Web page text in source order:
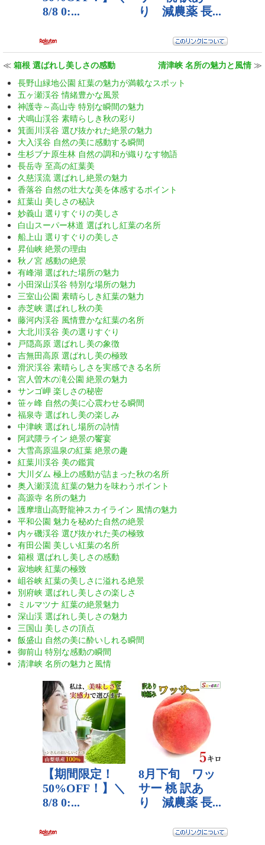
≪ 箱根 選ばれし美しさの感動 清津峡 名所の魅力と風情≫
長野山緑地公園 紅葉の魅力が満載なスポット
五ヶ瀬渓谷 情緒豊かな風景
神護寺～高山寺 特別な瞬間の魅力
犬鳴山渓谷 素晴らしき秋の彩り
箕面川渓谷 選び抜かれた絶景の魅力
大入渓谷 自然の美に感動する瞬間
生杉ブナ原生林 自然の調和が織りなす物語
長岳寺 至高の紅葉美
久慈渓流 選ばれし絶景の魅力
香落谷 自然の壮大な美を体感するポイント
紅葉山 美しさの秘訣
妙義山 選りすぐりの美しさ
白山スーパー林道 選ばれし紅葉の名所
船上山 選りすぐりの美しさ
昇仙峡 絶景の理由
秋ノ宮 感動の絶景
有峰湖 選ばれた場所の魅力
小田深山渓谷 特別な場所の魅力
三室山公園 素晴らしき紅葉の魅力
赤芝峡 選ばれし秋の美
藤河内渓谷 風情豊かな紅葉の名所
大北川渓谷 美の選りすぐり
戸隠高原 選ばれし美の象徴
吉無田高原 選ばれし美の極致
滑沢渓谷 素晴らしさを実感できる名所
宮人曽木の滝公園 絶景の魅力
サンゴ岬 楽しさの秘密
笹ヶ峰 自然の美に心震わせる瞬間
福泉寺 選ばれし美の楽しみ
中津峡 選ばれし場所の詩情
阿武隈ライン 絶景の饗宴
大雪高原温泉の紅葉 絶景の趣
紅葉川渓谷 美の鑑賞
大川ダム 極上の感動が詰まった秋の名所
奥入瀬渓流 紅葉の魅力を味わうポイント
高源寺 名所の魅力
護摩壇山高野龍神スカイライン 風情の魅力
平和公園 魅力を秘めた自然の絶景
内ヶ磯渓谷 選び抜かれた美の極致
有田公園 美しい紅葉の名所
箱根 選ばれし美しさの感動
寂地峡 紅葉の極致
岨谷峡 紅葉の美しさに溢れる絶景
別府峡 選ばれし美しさの楽しさ
ミルマツナ 紅葉の絶景魅力
深山渓 選ばれし美しさの魅力
三国山 美しさの頂点
飯盛山 自然の美に酔いしれる瞬間
御前山 特別な感動の瞬間
清津峡 名所の魅力と風情